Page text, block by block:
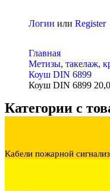
Логин или Register
Главная
Метизы, такелаж,
Коуш DIN 6899
Коуш DIN 6899
Категории с
Кабели пожарной